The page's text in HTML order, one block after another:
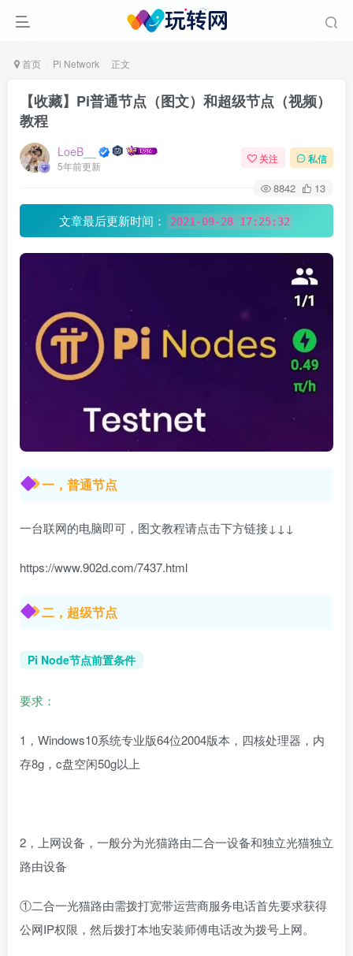
首页 Pi Network 正文
【收藏】Pi普通节点（图文）和超级节点（视频）
教程
LoeB__
5年前更新
关注 私信
8842 13
文章最后更新时间： 2021-09-28 17:25:32
一，普通节点
一台联网的电脑即可，图文教程请点击下方链接↓↓↓
https://www.902d.com/7437.html
二，超级节点
Pi Node节点前置条件
要求：
1，Windows10系统专业版64位2004版本，四核处理器，内
存8g，c盘空闲50g以上
2，上网设备，一般分为光猫路由二合一设备和独立光猫独立
路由设备
①二合一光猫路由需拨打宽带运营商服务电话首先要求获得
公网IP权限，然后拨打本地安装师傅电话改为拨号上网。